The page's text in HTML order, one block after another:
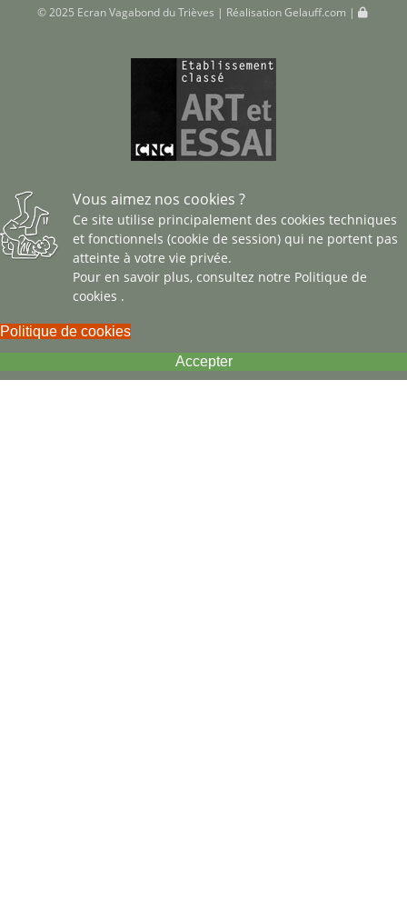
© 2025 Ecran Vagabond du Trièves | Réalisation Gelauff.com
Vous aimez nos cookies ?
Ce site utilise principalement des cookies techniques
et fonctionnels (cookie de session) qui ne portent pas
atteinte à votre vie privée.
Pour en savoir plus, consultez notre Politique de
cookies .
Politique de cookies
Accepter